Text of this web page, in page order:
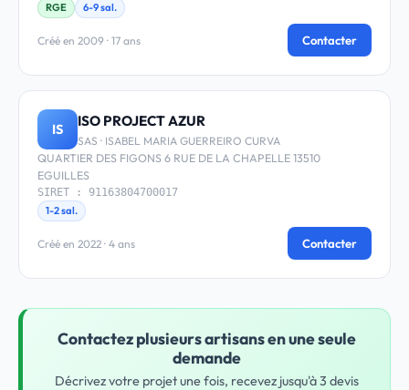
RGE
6-9 sal.
Créé en 2009 · 17 ans Contacter
IS ISO PROJECT AZUR
SAS · ISABEL MARIA GUERREIRO CURVA
QUARTIER DES FIGONS 6 RUE DE LA CHAPELLE 13510
EGUILLES
SIRET : 91163804700017
1-2 sal.
Créé en 2022 · 4 ans Contacter
Contactez plusieurs artisans en une seule
demande
Décrivez votre projet une fois, recevez jusqu'à 3 devis